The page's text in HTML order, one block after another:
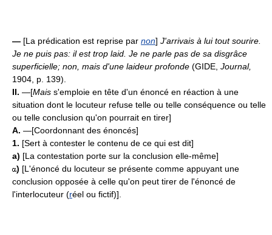
— [La prédication est reprise par non] J'arrivais à lui tout sourire.
Je ne puis pas: il est trop laid. Je ne parle pas de sa disgrâce
superficielle; non, mais d'une laideur profonde (GIDE, Journal,
1904, p. 139).
II. —[Mais s'emploie en tête d'un énoncé en réaction à une
situation dont le locuteur refuse telle ou telle conséquence ou telle
ou telle conclusion qu'on pourrait en tirer]
A. —[Coordonnant des énoncés]
1. [Sert à contester le contenu de ce qui est dit]
a) [La contestation porte sur la conclusion elle-même]
) [L'énoncé du locuteur se présente comme appuyant une
conclusion opposée à celle qu'on peut tirer de l'énoncé de
l'interlocuteur (réel ou fictif)].